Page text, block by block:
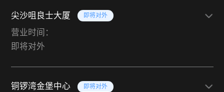
尖沙咀良士大厦 即将对外
营业时间：
即将对外
铜锣湾金堡中心 即将对外